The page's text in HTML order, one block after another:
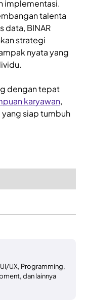
implementasi.
talenta
data, BINAR
strategi
nyata yang
dengan tepat
karyawan,
siap tumbuh
UX, Programming,
dan lainnya